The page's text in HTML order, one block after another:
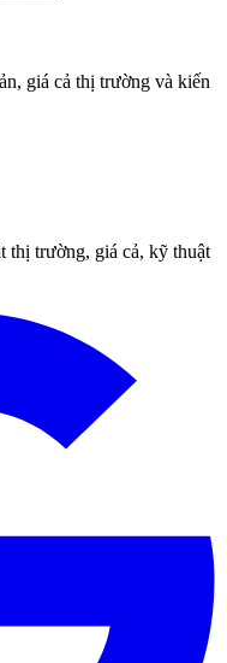
giá cả thị trường và kiến
thị trường, giá cả, kỹ thuật